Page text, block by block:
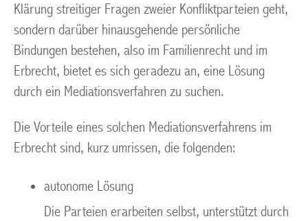
Klärung streitiger Fragen zweier Konfliktparteien geht,
sondern darüber hinausgehende persönliche
Bindungen bestehen, also im Familienrecht und im
Erbrecht, bietet es sich geradezu an, eine Lösung
durch ein Mediationsverfahren zu suchen.
Die Vorteile eines solchen Mediationsverfahrens im
Erbrecht sind, kurz umrissen, die folgenden:
autonome Lösung
Die Parteien erarbeiten selbst, unterstützt durch